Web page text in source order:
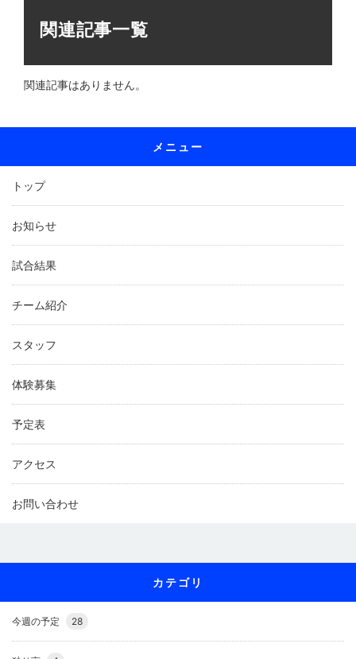
関連記事一覧
関連記事はありません。
メニュー
トップ
お知らせ
試合結果
チーム紹介
スタッフ
体験募集
予定表
アクセス
お問い合わせ
カテゴリ
今週の予定 28